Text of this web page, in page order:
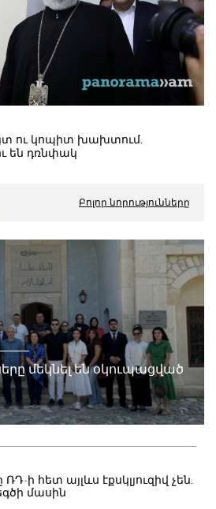
ու կոպիտ խախտում.
են դռնփակ
Բոլոր նորությունները
մեկնել են օկուպացված
ի հետ այլևս էքսկլյուզիվ չեն.
մասին